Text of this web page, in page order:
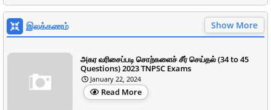
இலக்கணம் Show More
அகர வரிசைப்படி சொற்களைச் சீர் செய்தல் (34 to 45
Questions) 2023 TNPSC Exams
January 22, 2024
Read More